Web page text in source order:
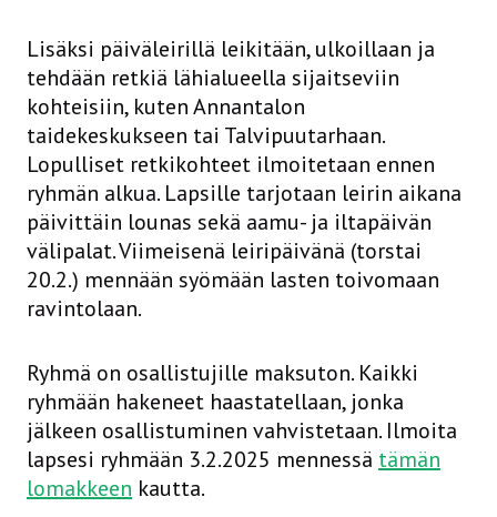
Lisäksi päiväleirillä leikitään, ulkoillaan ja
tehdään retkiä lähialueella sijaitseviin
kohteisiin, kuten Annantalon
taidekeskukseen tai Talvipuutarhaan.
Lopulliset retkikohteet ilmoitetaan ennen
ryhmän alkua. Lapsille tarjotaan leirin aikana
päivittäin lounas sekä aamu- ja iltapäivän
välipalat. Viimeisenä leiripäivänä (torstai
20.2.) mennään syömään lasten toivomaan
ravintolaan.
Ryhmä on osallistujille maksuton. Kaikki
ryhmään hakeneet haastatellaan, jonka
jälkeen osallistuminen vahvistetaan. Ilmoita
lapsesi ryhmään 3.2.2025 mennessä tämän
lomakkeen kautta.